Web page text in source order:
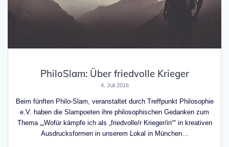
PhiloSlam: Über friedvolle Krieger
4. Juli 2016
Beim fünften Philo-Slam, veranstaltet durch Treffpunkt Philosophie
e.V. haben die Slampoeten ihre philosophischen Gedanken zum
Thema „„Wofür kämpfe ich als „friedvolle/r Krieger/in““ in kreativen
Ausdrucksformen in unserem Lokal in München…